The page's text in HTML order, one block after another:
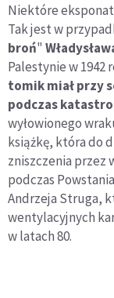
Niektóre
Tak jest w
broń"
Palestynie w 1942
tomik miał przy
podczas
wyłowionego
książkę, która do
zniszczenia przez
podczas
Andrzeja Struga,
wentylacyjnych
w latach 80.